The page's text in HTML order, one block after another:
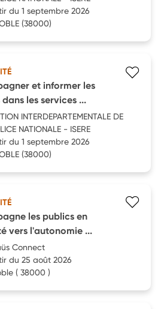
du 1 septembre 2026
(38000)
et informer les
les services ...
INTERDEPARTEMENTALE DE
NATIONALE - ISERE
du 1 septembre 2026
(38000)
les publics en
vers l'autonomie ...
Connect
du 25 août 2026
( 38000 )